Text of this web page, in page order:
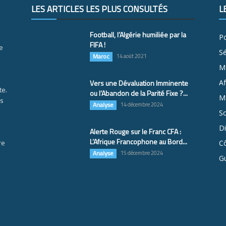
LES ARTICLES LES PLUS CONSULTÉS
Football, l’Algérie humiliée par la
FIFA !
Maroc 14 août 2021
Vers une Dévaluation Imminente
ou l’Abandon de la Parité Fixe ?...
Analyse 14 décembre 2024
Alerte Rouge sur le Franc CFA :
L’Afrique Francophone au Bord...
Analyse 15 décembre 2024